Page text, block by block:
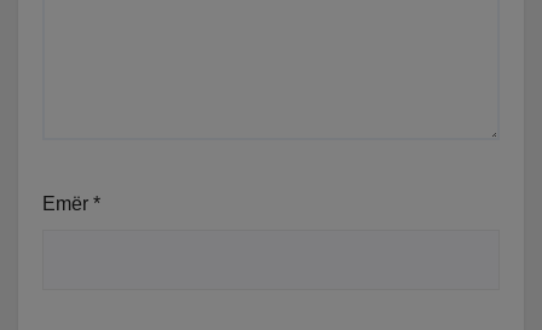
Emër *